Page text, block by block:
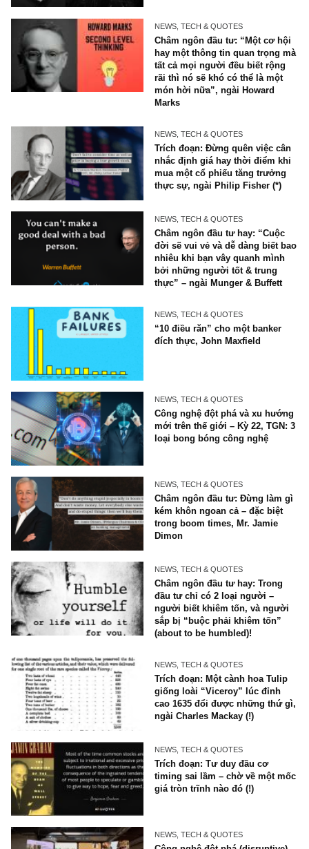
Trích đoạn: Bẫy hoài niệm
quá khứ kinh tế tươi đẹp
(economic nostalgia),
Housel
NEWS, TECH & QUOTES
hay một thông tin quan
tất cả mọi người đều biết
rãi thì nó sẽ khó có thể là
món hời nữa”, ngài Howard
Marks
NEWS, TECH & QUOTES
Trích đoạn: Đừng quên việc
nhắc định giá hay thời điểm
mua một cổ phiếu tăng
thực sự, ngài Philip Fisher
NEWS, TECH & QUOTES
Châm ngôn đầu tư hay:
đời sẽ vui vẻ và dễ dàng
NEWS, TECH & QUOTES
“10 điều răn” cho một
NEWS, TECH & QUOTES
Công nghệ đột phá và xu
NEWS, TECH & QUOTES
Châm ngôn đầu tư: Đừng
kém khôn ngoan cả – đặc
Dimon
NEWS, TECH & QUOTES
Châm ngôn đầu tư hay:
người biết khiêm tốn, và
sắp bị “buộc phải khiêm
(about to be humbled)!
giống loài “Viceroy” lúc